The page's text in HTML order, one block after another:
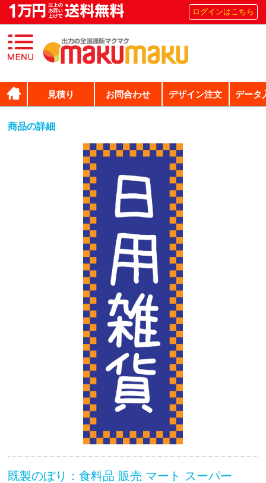
ログインはこちら
見積り お問合わせ デザイン注文 データ
商品の詳細
既製のぼり：食料品 販売 マート スーパー